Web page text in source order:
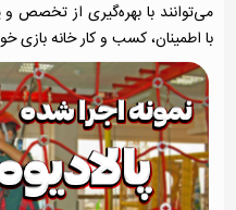
می‌توانند با بهره‌گیری از تخصص
با اطمینان، کسب و کار خانه بازی